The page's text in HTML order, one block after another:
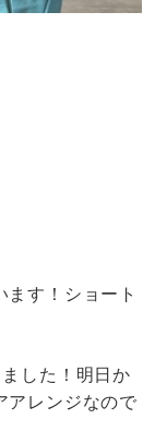
す！ショート
した！明日か
アレンジなので